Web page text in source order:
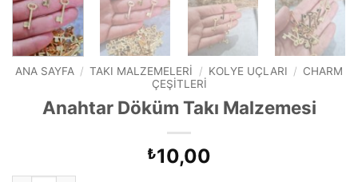
ANA SAYFA / TAKI MALZEMELERI / KOLYE UÇLARI / CHARM
ÇEŞITLERI
Anahtar Döküm Takı Malzemesi
₺10,00